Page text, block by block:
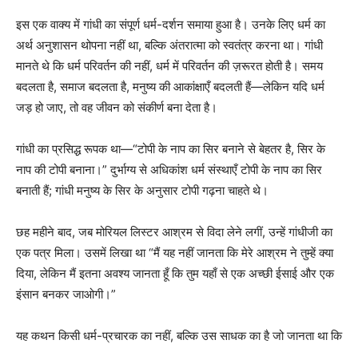
इस एक वाक्य में गांधी का संपूर्ण धर्म-दर्शन समाया हुआ है। उनके लिए धर्म का
अर्थ अनुशासन थोपना नहीं था, बल्कि अंतरात्मा को स्वतंत्र करना था। गांधी
मानते थे कि धर्म परिवर्तन की नहीं, धर्म में परिवर्तन की ज़रूरत होती है। समय
बदलता है, समाज बदलता है, मनुष्य की आकांक्षाएँ बदलती हैं—लेकिन यदि धर्म
जड़ हो जाए, तो वह जीवन को संकीर्ण बना देता है।
गांधी का प्रसिद्ध रूपक था—“टोपी के नाप का सिर बनाने से बेहतर है, सिर के
नाप की टोपी बनाना।” दुर्भाग्य से अधिकांश धर्म संस्थाएँ टोपी के नाप का सिर
बनाती हैं; गांधी मनुष्य के सिर के अनुसार टोपी गढ़ना चाहते थे।
छह महीने बाद, जब मोरियल लिस्टर आश्रम से विदा लेने लगीं, उन्हें गांधीजी का
एक पत्र मिला। उसमें लिखा था “मैं यह नहीं जानता कि मेरे आश्रम ने तुम्हें क्या
दिया, लेकिन मैं इतना अवश्य जानता हूँ कि तुम यहाँ से एक अच्छी ईसाई और एक
इंसान बनकर जाओगी।”
यह कथन किसी धर्म-प्रचारक का नहीं, बल्कि उस साधक का है जो जानता था कि